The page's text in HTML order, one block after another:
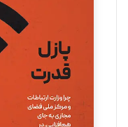
یسنا امان‌پور
تحریریه
ملینا جعفری